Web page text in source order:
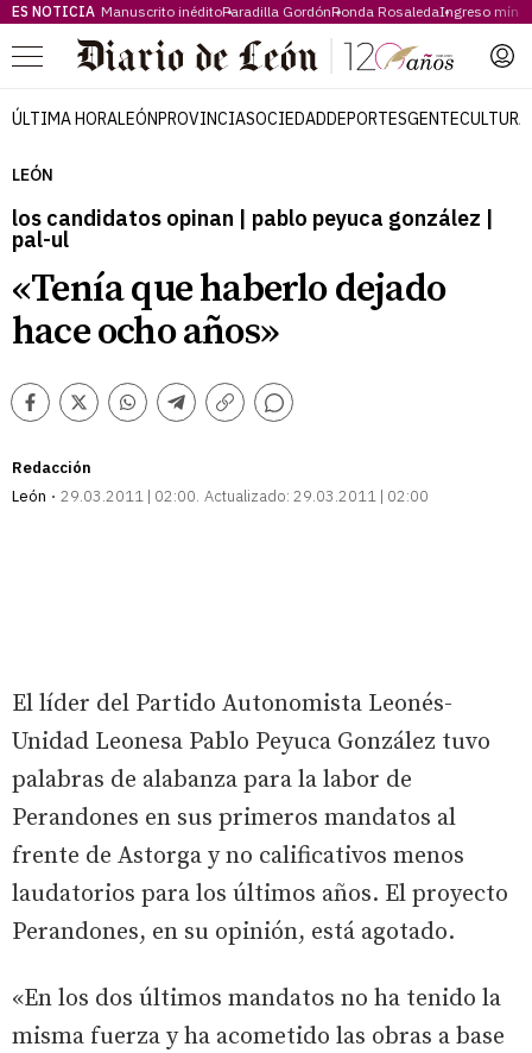
ES NOTICIA Manuscrito inéditoParadilla GordónRonda RosaledaIngreso
Menú
ÚLTIMA HORALEÓNPROVINCIASOCIEDADDEPORTESGENTECULTURA
LEÓN
los candidatos opinan | pablo peyuca gonzález |
pal-ul
«Tenía que haberlo dejado
hace ocho años»
Facebook
TwitterWhatsappTelegram
Copiar
Comentarios
Redacción
León
29.03.2011 | 02:00 Actualizado: 29.03.2011 | 02:00
El líder del Partido Autonomista Leonés-
Unidad Leonesa Pablo Peyuca González tuvo
palabras de alabanza para la labor de
Perandones en sus primeros mandatos al
frente de Astorga y no calificativos menos
laudatorios para los últimos años. El proyecto
Perandones, en su opinión, está agotado.
«En los dos últimos mandatos no ha tenido la
misma fuerza y ha acometido las obras a base